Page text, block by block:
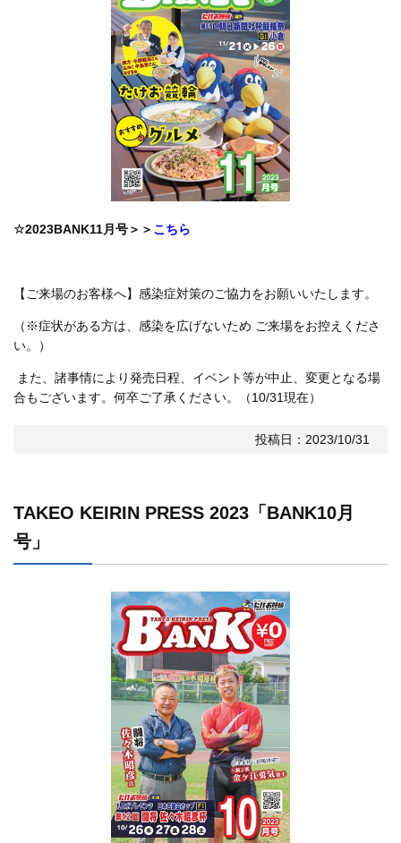
☆2023BANK11月号＞＞ こちら
【ご来場のお客様へ】感染症対策のご協力をお願いいたします。
（※症状がある方は、感染を広げないため ご来場をお控えくださ
い。）
また、諸事情により発売日程、イベント等が中止、変更となる場
合もございます。何卒ご了承ください。（10/31現在）
投稿日：2023/10/31
TAKEO KEIRIN PRESS 2023「BANK10月
号」